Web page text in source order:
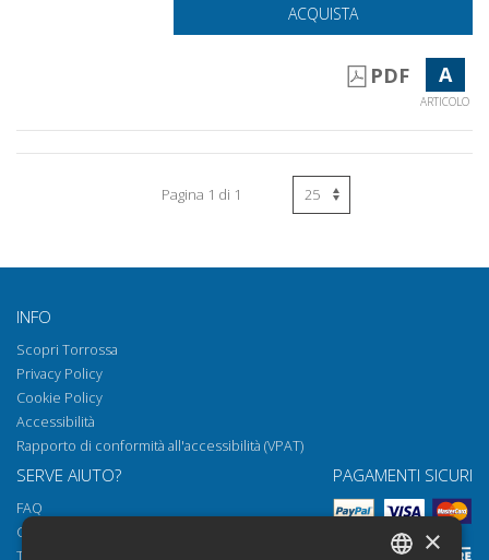
ACQUISTA
PDF A
ARTICOLO
Pagina 1 di 1
INFO
Scopri Torrossa
Privacy Policy
Cookie Policy
Accessibilità
Rapporto di conformità all'accessibilità (VPAT)
SERVE AIUTO?
FAQ
Come aprire i nostri documenti
Torrossa Reader
PAGAMENTI SICURI
×